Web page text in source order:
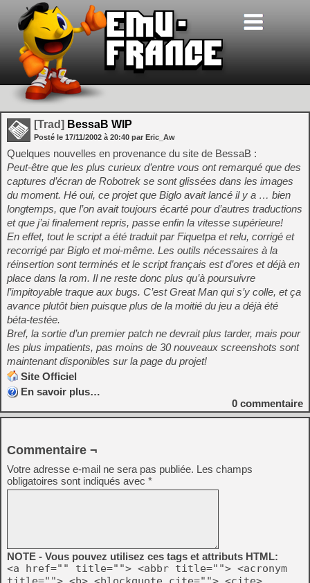
[Trad] BessaB WIP
Posté le 17/11/2002 à 20:40 par Eric_Aw
Quelques nouvelles en provenance du site de BessaB :
Peut-être que les plus curieux d’entre vous ont remarqué que des
captures d’écran de Robotrek se sont glissées dans les images
du moment. Hé oui, ce projet que Biglo avait lancé il y a … bien
longtemps, que l’on avait toujours écarté pour d’autres traductions
et que j’ai finalement repris, passe enfin la vitesse supérieure!
En effet, tout le script a été traduit par Fiquetpa et relu, corrigé et
recorrigé par Biglo et moi-même. Les outils nécessaires à la
réinsertion sont terminés et le script français est d’ores et déjà en
place dans la rom. Il ne reste donc plus qu’à poursuivre
l’impitoyable traque aux bugs. C’est Great Man qui s’y colle, et ça
avance plutôt bien puisque plus de la moitié du jeu a déjà été
béta-testée.
Bref, la sortie d’un premier patch ne devrait plus tarder, mais pour
les plus impatients, pas moins de 30 nouveaux screenshots sont
maintenant disponibles sur la page du projet!
Site Officiel
En savoir plus…
0 commentaire
Commentaire ¬
Votre adresse e-mail ne sera pas publiée. Les champs
obligatoires sont indiqués avec *
NOTE - Vous pouvez utilisez ces tags et attributs HTML:
<a href="" title=""> <abbr title=""> <acronym